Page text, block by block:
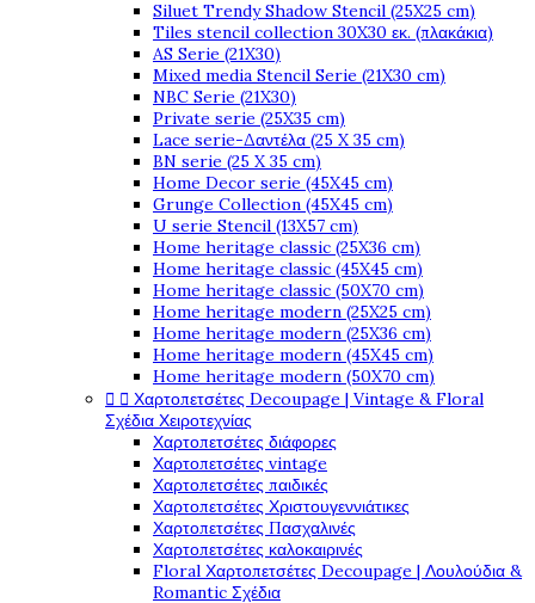
Siluet Trendy Shadow Stencil (25X25 cm)
Tiles stencil collection 30X30 εκ. (πλακάκια)
AS Serie (21X30)
Mixed media Stencil Serie (21X30 cm)
NBC Serie (21X30)
Private serie (25X35 cm)
Lace serie-Δαντέλα (25 X 35 cm)
BN serie (25 X 35 cm)
Home Decor serie (45X45 cm)
Grunge Collection (45X45 cm)
U serie Stencil (13X57 cm)
Home heritage classic (25X36 cm)
Home heritage classic (45X45 cm)
Home heritage classic (50X70 cm)
Home heritage modern (25X25 cm)
Home heritage modern (25X36 cm)
Home heritage modern (45X45 cm)
Home heritage modern (50X70 cm)
  Χαρτοπετσέτες Decoupage | Vintage & Floral
Σχέδια Χειροτεχνίας
Χαρτοπετσέτες διάφορες
Χαρτοπετσέτες vintage
Χαρτοπετσέτες παιδικές
Χαρτοπετσέτες Χριστουγεννιάτικες
Χαρτοπετσέτες Πασχαλινές
Χαρτοπετσέτες καλοκαιρινές
Floral Χαρτοπετσέτες Decoupage | Λουλούδια &
Romantic Σχέδια